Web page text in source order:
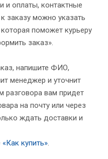
и оплаты, контактные
заказу можно указать
поможет курьеру
заказ».
напишите ФИО,
менеджер и уточнит
разговора вам придет
на почту или через
ждать доставки и
«Как купить».